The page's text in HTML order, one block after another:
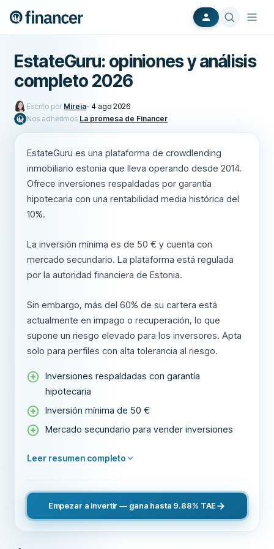
EstateGuru: opiniones y análisis
completo 2026
Escrito por Mireia- 4 ago 2026
Nos adherimos La promesa de Financer
EstateGuru es una plataforma de crowdlending
inmobiliario estonia que lleva operando desde 2014.
Ofrece inversiones respaldadas por garantía
hipotecaria con una rentabilidad media histórica del
10%.
La inversión mínima es de 50 € y cuenta con
mercado secundario. La plataforma está regulada
por la autoridad financiera de Estonia.
Sin embargo, más del 60% de su cartera está
actualmente en impago o recuperación, lo que
supone un riesgo elevado para los inversores. Apta
solo para perfiles con alta tolerancia al riesgo.
Inversiones respaldadas con garantía
hipotecaria
Inversión mínima de 50 €
Mercado secundario para vender inversiones
Leer resumen completo
Empezar a invertir — gana hasta 9.88% TAE